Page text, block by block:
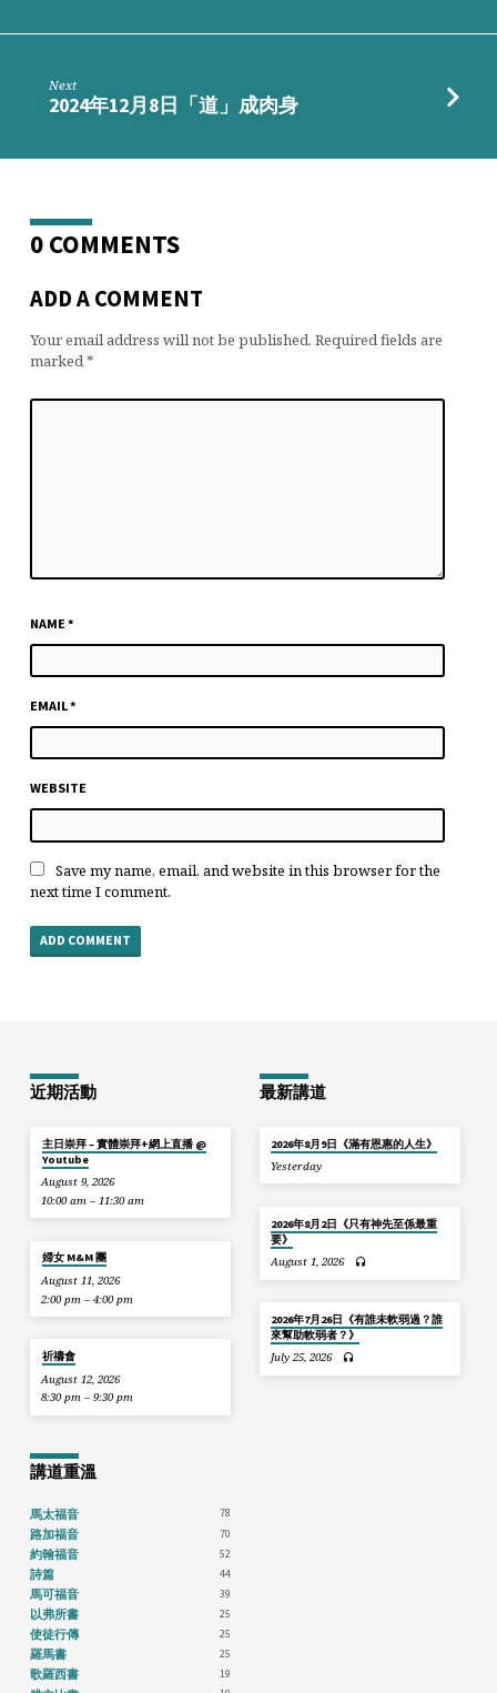
Next
2024年12月8日「道」成肉身
0 COMMENTS
ADD A COMMENT
Your email address will not be published. Required fields are
marked *
NAME *
EMAIL*
WEBSITE
Save my name, email, and website in this browser for the
next time I comment.
近期活動
主日崇拜 – 實體崇拜+網上直播 @
Youtube
August 9, 2026
10:00 am – 11:30 am
婦女 M&M 團
August 11, 2026
2:00 pm – 4:00 pm
祈禱會
August 12, 2026
8:30 pm – 9:30 pm
最新講道
2026年8月9日《滿有恩惠的人生》
Yesterday
2026年8月2日《只有神先至係最重
要》
August 1, 2026
2026年7月26日《有誰未軟弱過？誰
來幫助軟弱者？》
July 25, 2026
講道重溫
馬太福音 78
路加福音 70
約翰福音 52
詩篇 44
馬可福音 39
以弗所書 25
使徒行傳 25
羅馬書 25
歌羅西書 19